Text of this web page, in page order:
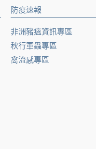
防疫速報
非洲豬瘟資訊專區
秋行軍蟲專區
禽流感專區